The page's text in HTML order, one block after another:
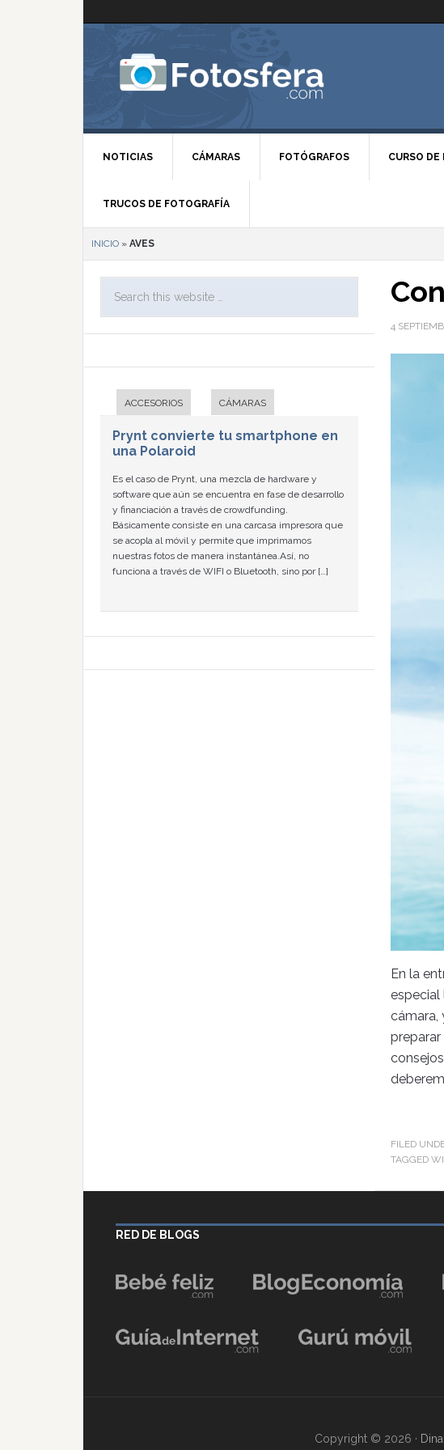
NOTICIAS CÁMARAS FOTÓGRAFOS CURSO DE
TRUCOS DE FOTOGRAFÍA
INICIO » AVES
4
En la
especial
cámara,
FILED
TAGGED
ACCESORIOS CÁMARAS
Prynt convierte tu smartphone en
una Polaroid
Es el caso de Prynt, una mezcla de hardware y
software que aún se encuentra en fase de desarrollo
y financiación a través de crowdfunding.
Básicamente consiste en una carcasa impresora que
se acopla al móvil y permite que imprimamos
nuestras fotos de manera instantánea.Así, no
funciona a través de WIFI o Bluetooth, sino por […]
RED DE BLOGS
Copyright © 2026 ·